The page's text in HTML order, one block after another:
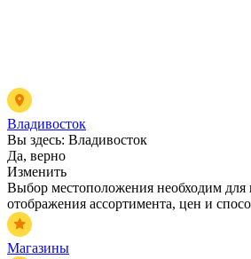
Владивосток
Вы здесь: Владивосток
Да, верно
Изменить
Выбор местоположения необходим для
отображения ассортимента, цен и
Магазины